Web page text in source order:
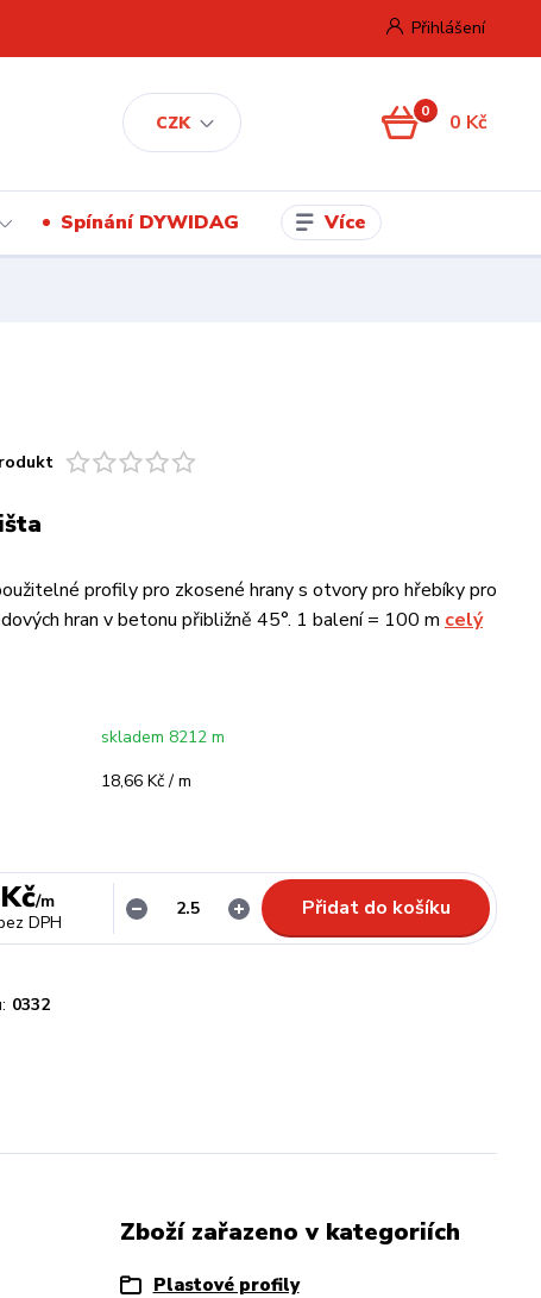
CZK
Přihlášení
0 0 Kč
Spínání DYWIDAG Více
profily pro zkosené hrany s otvory pro hřebíky pro
hran v betonu přibližně 45°. 1 balení = 100 m celý
skladem 8212 m
18,66 Kč / m
/m
DPH
Přidat do košíku
0332
Zboží zařazeno v kategoriích
Plastové profily